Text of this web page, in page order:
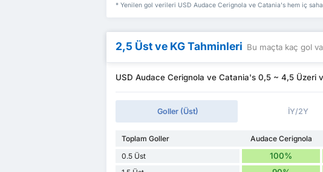
* Yenilen gol verileri USD Audace Cerignola ve Catania's hem iç
2,5 Üst ve KG Tahminleri Bu maçta kaç gol
USD Audace Cerignola ve Catania's 0,5 ~ 4,5 Üzeri
Goller (Üst) İY/2Y
Toplam Goller Audace Cerignola
0.5 Üst
100%